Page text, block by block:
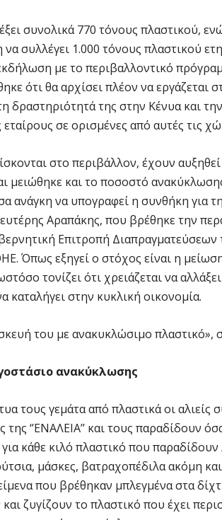
συνολικά 770 τόνους πλαστικού,
να συλλέγει 1.000 τόνους πλαστικού
με το περιβαλλοντικό
ότι θα αρχίσει πλέον να εργάζεται
δραστηριότητά της στην Κένυα και
σε ορισμένες από αυτές τις
στο περιβάλλον, έχουν
μειώθηκε και το ποσοστό
ανάγκη να υπογραφεί η συνθήκη για
Αραπάκης, που βρέθηκε την
Επιτροπή Διαπραγματεύσεων
Όπως εξηγεί ο στόχος είναι η
τονίζει ότι χρειάζεται να
καταλήγει στην κυκλική οικονομία.
του με ανακυκλώσιμο πλαστικό»,
ανακύκλωσης
τους γεμάτα από πλαστικά οι αλιείς
‘’ΕΝΑΛΕΙΑ’’ και τους παραδίδουν
κάθε κιλό πλαστικό που
μάσκες, βατραχοπέδιλα ακόμη και
που βρέθηκαν μπλεγμένα στα
ζυγίζουν το πλαστικό που έχει